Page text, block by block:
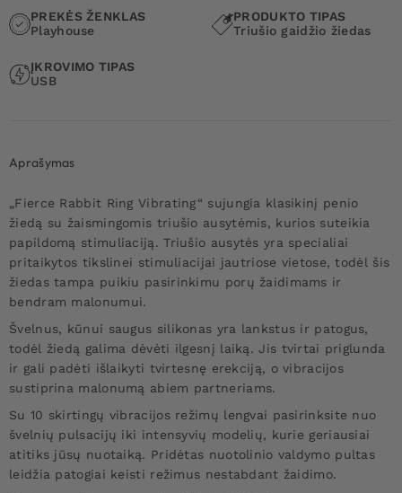
PREKĖS ŽENKLAS
Playhouse
PRODUKTO TIPAS
Triušio gaidžio žiedas
ĮKROVIMO TIPAS
USB
Aprašymas
„Fierce Rabbit Ring Vibrating“ sujungia klasikinį penio
žiedą su žaismingomis triušio ausytėmis, kurios suteikia
papildomą stimuliaciją. Triušio ausytės yra specialiai
pritaikytos tikslinei stimuliacijai jautriose vietose, todėl šis
žiedas tampa puikiu pasirinkimu porų žaidimams ir
bendram malonumui.
Švelnus, kūnui saugus silikonas yra lankstus ir patogus,
todėl žiedą galima dėvėti ilgesnį laiką. Jis tvirtai priglunda
ir gali padėti išlaikyti tvirtesnę erekciją, o vibracijos
sustiprina malonumą abiem partneriams.
Su 10 skirtingų vibracijos režimų lengvai pasirinksite nuo
švelnių pulsacijų iki intensyvių modelių, kurie geriausiai
atitiks jūsų nuotaiką. Pridėtas nuotolinio valdymo pultas
leidžia patogiai keisti režimus nestabdant žaidimo.